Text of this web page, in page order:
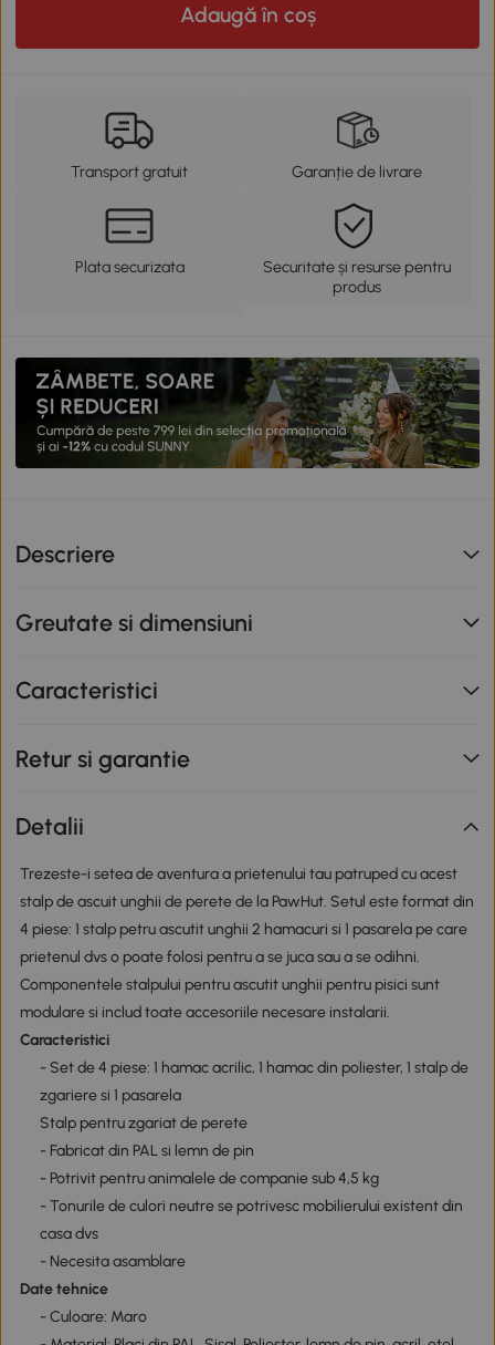
Adaugă în coș
Transport gratuit Garanție de livrare
Plata securizata
Securitate și resurse pentru
produs
Descriere
Greutate si dimensiuni
Caracteristici
Retur si garantie
Detalii
Trezeste-i setea de aventura a prietenului tau patruped cu acest
stalp de ascuit unghii de perete de la PawHut. Setul este format din
4 piese: 1 stalp petru ascutit unghii 2 hamacuri si 1 pasarela pe care
prietenul dvs o poate folosi pentru a se juca sau a se odihni.
Componentele stalpului pentru ascutit unghii pentru pisici sunt
modulare si includ toate accesoriile necesare instalarii.
Caracteristici
- Set de 4 piese: 1 hamac acrilic, 1 hamac din poliester, 1 stalp de
zgariere si 1 pasarela
Stalp pentru zgariat de perete
- Fabricat din PAL si lemn de pin
- Potrivit pentru animalele de companie sub 4,5 kg
- Tonurile de culori neutre se potrivesc mobilierului existent din
casa dvs
- Necesita asamblare
Date tehnice
- Culoare: Maro